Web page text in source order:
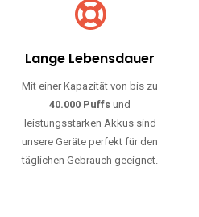
Lange Lebensdauer
Mit einer Kapazität von bis zu
40.000 Puffs und
leistungsstarken Akkus sind
unsere Geräte perfekt für den
täglichen Gebrauch geeignet.